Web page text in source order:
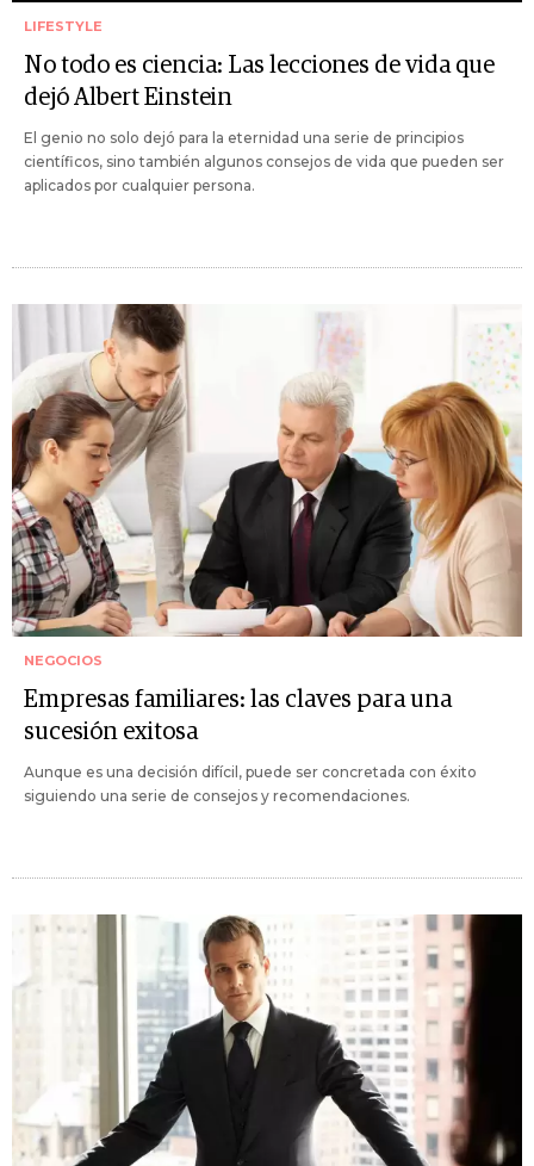
LIFESTYLE
No todo es ciencia: Las lecciones de vida que
dejó Albert Einstein
El genio no solo dejó para la eternidad una serie de principios
científicos, sino también algunos consejos de vida que pueden ser
aplicados por cualquier persona.
NEGOCIOS
Empresas familiares: las claves para una
sucesión exitosa
Aunque es una decisión difícil, puede ser concretada con éxito
siguiendo una serie de consejos y recomendaciones.